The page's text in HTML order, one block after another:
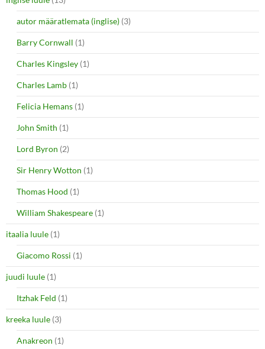
autor määratlemata (inglise) (3)
Barry Cornwall (1)
Charles Kingsley (1)
Charles Lamb (1)
Felicia Hemans (1)
John Smith (1)
Lord Byron (2)
Sir Henry Wotton (1)
Thomas Hood (1)
William Shakespeare (1)
itaalia luule (1)
Giacomo Rossi (1)
juudi luule (1)
Itzhak Feld (1)
kreeka luule (3)
Anakreon (1)